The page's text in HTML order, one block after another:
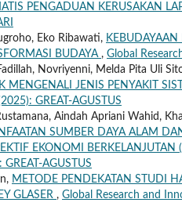
PENGADUAN KERUSAKAN
Eko Ribawati,
BUDAYA , Global
Novriyenni, Melda Pita Uli
MENGENALI JENIS PENYAKIT
GREAT-AGUSTUS
Aindah Apriani Wahid,
SUMBER DAYA ALAM
EKONOMI BERKELANJUTAN
GREAT-AGUSTUS
METODE PENDEKATAN STUDI
GLASER , Global Research and